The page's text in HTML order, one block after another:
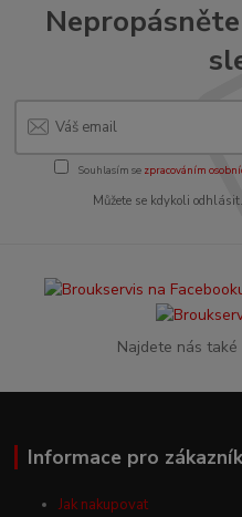
Souhlasím se zpracováním
Můžete se kdykoli
Najdete nás
Informace pro
Jak nakupovat